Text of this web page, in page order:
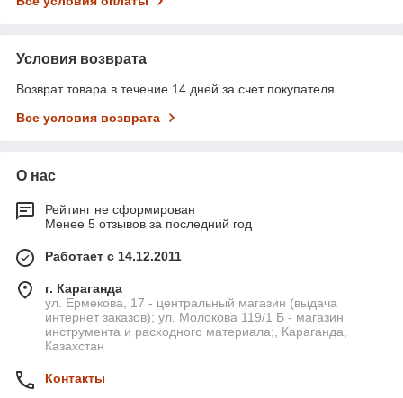
Условия возврата
Возврат товара в течение 14 дней за счет покупателя
Все условия возврата
О нас
Рейтинг не сформирован
Менее 5 отзывов за последний год
Работает с 14.12.2011
г. Караганда
ул. Ермекова, 17 - центральный магазин (выдача
интернет заказов); ул. Молокова 119/1 Б - магазин
инструмента и расходного материала;, Караганда,
Казахстан
Контакты